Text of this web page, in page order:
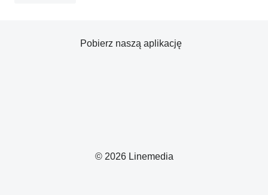
© 2026 Linemedia
Pobierz naszą aplikację